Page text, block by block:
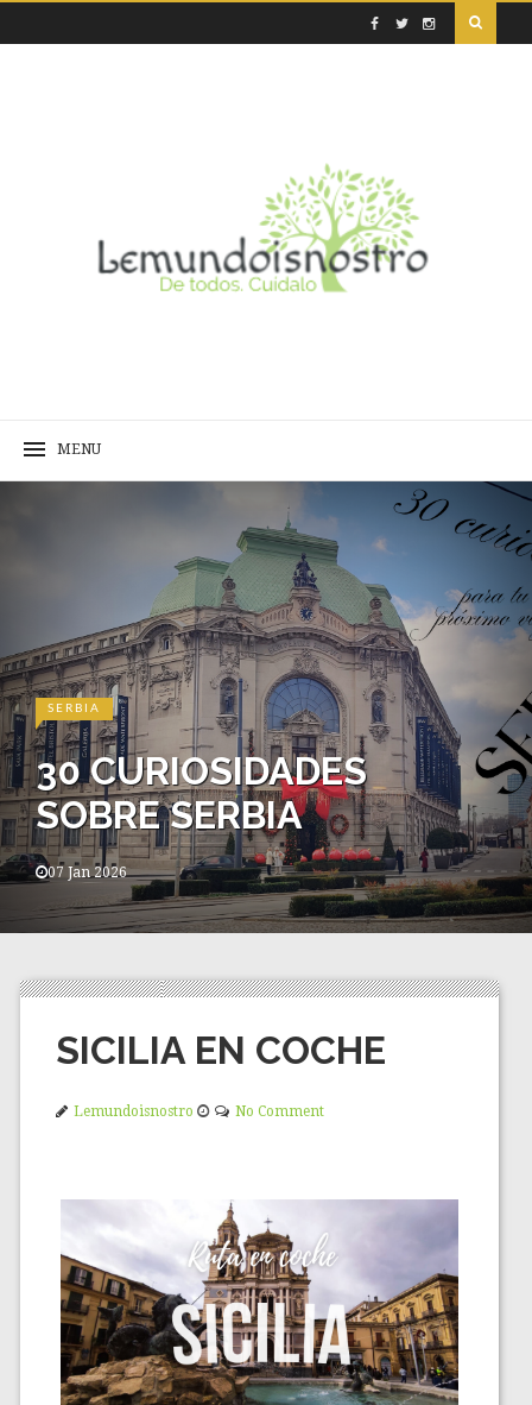
SERBIA
30 CURIOSIDADES
SOBRE SERBIA
07 Jan 2026
SICILIA EN COCHE
Lemundoisnostro No Comment